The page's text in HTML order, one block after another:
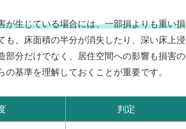
が生じている場合には、一部損よりも重い損
も、床面積の半分が消失したり、深い床上浸
部分だけでなく、居住空間への影響も損害の
基準を理解しておくことが重要です。
判定